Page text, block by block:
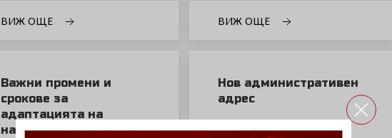
ВИЖ ОЩЕ ВИЖ ОЩЕ
Важни промени и
срокове за
адаптацията на
нашите фискални
Нов административен
адрес
21-01-2025